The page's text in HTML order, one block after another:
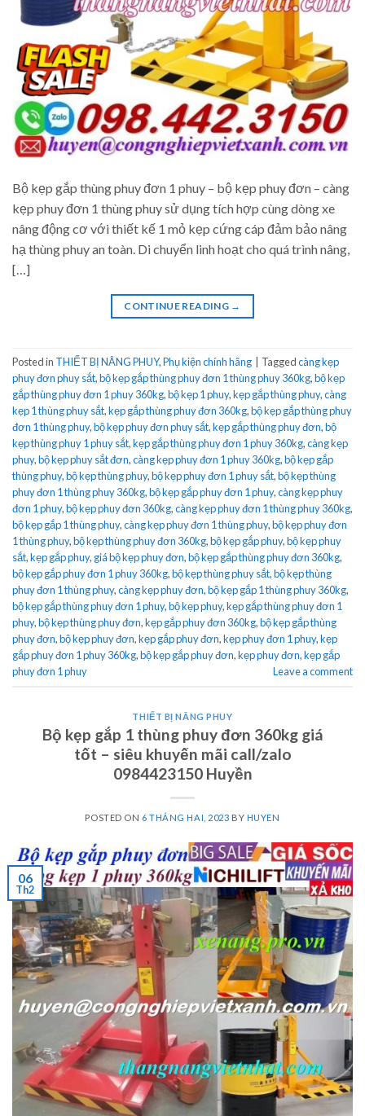
Bộ kẹp gắp thùng phuy đơn 1 phuy – bộ kẹp phuy đơn – càng
kẹp phuy đơn 1 thùng phuy sử dụng tích hợp cùng dòng xe
nâng động cơ với thiết kế 1 mỏ kẹp cứng cáp đảm bảo nâng
hạ thùng phuy an toàn. Di chuyển linh hoạt cho quá trình nâng,
[…]
CONTINUE READING →
Posted in THIẾT BỊ NÂNG PHUY,Phụ kiện chính hãng Taggedcàng kẹp
phuy đơn phuy sắt,bộ kẹp gắp thùng phuy đơn 1 thùng phuy 360kg,bộ kẹp
gắp thùng phuy đơn 1 phuy 360kg,bộ kẹp 1 phuy,kẹp gắp thùng phuy,càng
kẹp 1 thùng phuy sắt,kẹp gắp thùng phuy đơn 360kg,bộ kẹp gắp thùng phuy
đơn 1 thùng phuy,bộ kẹp phuy đơn phuy sắt,kẹp gắp thùng phuy đơn,bộ
kẹp thùng phuy 1 phuy sắt,kẹp gắp thùng phuy đơn 1 phuy 360kg,càng kẹp
phuy,bộ kẹp phuy sắt đơn,càng kẹp phuy đơn 1 phuy 360kg,bộ kẹp gắp
thùng phuy,bộ kẹp thùng phuy,bộ kẹp phuy đơn 1 phuy sắt,bộ kẹp thùng
phuy đơn 1 thùng phuy 360kg,bộ kẹp gắp phuy đơn 1 phuy,càng kẹp phuy
đơn 1 phuy,bộ kẹp phuy đơn 360kg,càng kẹp phuy đơn 1 thùng phuy 360kg,
bộ kẹp gắp 1 thùng phuy,càng kẹp phuy đơn 1 thùng phuy,bộ kẹp phuy đơn
1 thùng phuy,bộ kẹp thùng phuy đơn 360kg,bộ kẹp gắp phuy,bộ kẹp phuy
sắt,kẹp gắp phuy, giá bộ kẹp phuy đơn,bộ kẹp gắp thùng phuy đơn 360kg,
bộ kẹp gắp phuy đơn 1 phuy 360kg,bộ kẹp thùng phuy sắt,bộ kẹp thùng
phuy đơn 1 thùng phuy,càng kẹp phuy đơn,bộ kẹp gắp 1 thùng phuy 360kg,
bộ kẹp gắp thùng phuy đơn 1 phuy,bộ kẹp phuy,kẹp gắp thùng phuy đơn 1
phuy,bộ kẹp thùng phuy đơn,kẹp gắp phuy đơn 360kg,bộ kẹp gắp thùng
phuy đơn,bộ kẹp phuy đơn,kẹp gắp phuy đơn,kẹp phuy đơn 1 phuy,kẹp
gắp phuy đơn 1 phuy 360kg,bộ kẹp gắp phuy đơn,kẹp phuy đơn,kẹp gắp
phuy đơn 1 phuy
Leave a comment
THIẾT BỊ NÂNG PHUY
Bộ kẹp gắp 1 thùng phuy đơn 360kg giá
tốt – siêu khuyến mãi call/zalo
0984423150 Huyền
POSTED ON 6 THÁNG HAI, 2023 BY HUYEN
06
Th2